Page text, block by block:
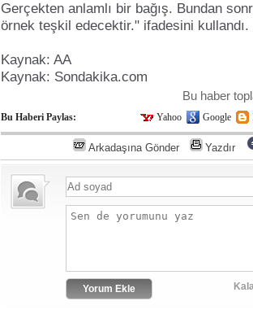
Gerçekten anlamlı bir bağış. Bundan
örnek teşkil edecektir." ifadesini kullandı.
Kaynak: AA
Kaynak: Sondakika.com
Bu haber
Bu Haberi Paylas: Yahoo Google
Arkadaşına Gönder Yazdır